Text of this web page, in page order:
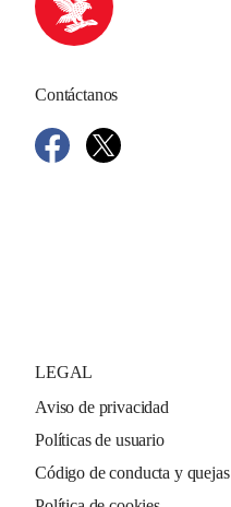
Contáctanos
LEGAL
Aviso de privacidad
Políticas de usuario
Código de conducta y quejas